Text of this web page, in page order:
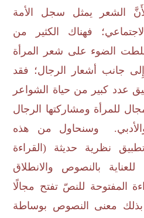
الشعر يمثل سجل الأمة
فهناك الكثير من
الضوء على شعر المرأة
جانب أشعار الرجال؛ فقد
عدد كبير من حياة الشواعر
للمرأة ومشاركتها الرجال
وسنحاول من هذه
نظرية حديثة (القراءة
بالنصوص والانطلاق
المفتوحة للنصّ تفتح مجالًا
معنى النصوص بوساطة